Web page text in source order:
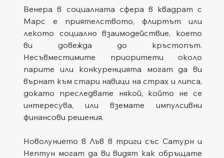
Венера в социалната сфера в квадрат с
Марс е приятелството, флиртът или
лекото социално взаимодействие, което
ви довежда до кръстопът.
Несъвместимите приоритети около
парите или конкуренцията могат да ви
върнат към стари навици на страх и липса,
докато преследвате някой, който не се
интересува, или вземате импулсивни
финансови решения.
Новолунието в Лъв в триги със Сатурн и
Нептун могат да ви видят как обръщате